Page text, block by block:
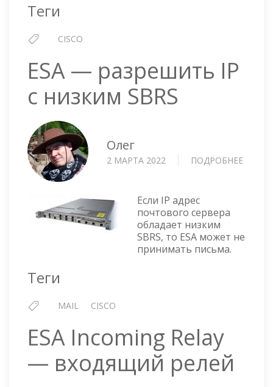
Теги
CISCO
ESA — разрешить IP
с низким SBRS
Олег
2 МАРТА 2022 ПОДРОБНЕЕ
Если IP адрес
почтового сервера
обладает низким
SBRS, то ESA может не
принимать письма.
Теги
MAIL CISCO
ESA Incoming Relay
— входящий релей